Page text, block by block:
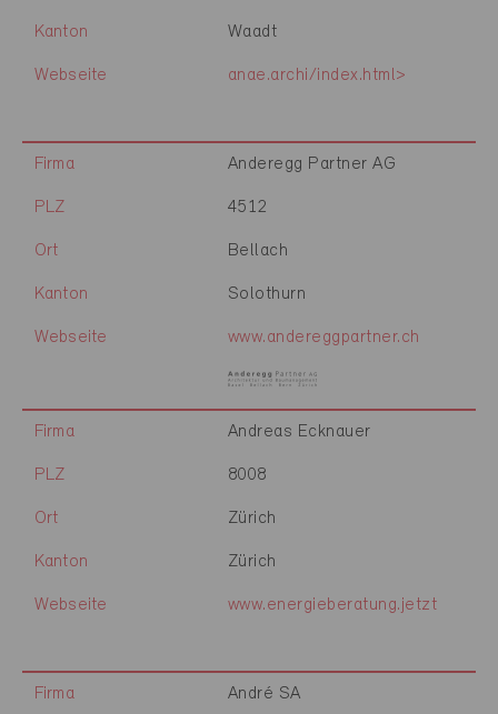
Kanton Waadt
Webseite anae.archi/index.html>
Firma Anderegg Partner AG
PLZ 4512
Ort Bellach
Kanton Solothurn
Webseite www.andereggpartner.ch
Firma Andreas Ecknauer
PLZ 8008
Ort Zürich
Kanton Zürich
Webseite www.energieberatung.jetzt
Firma André SA